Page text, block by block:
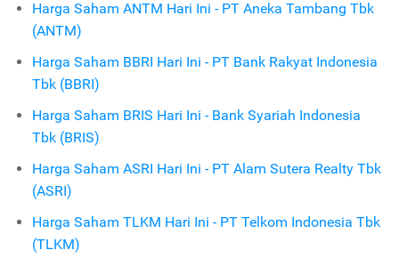
Harga Saham ANTM Hari Ini - PT Aneka Tambang Tbk
(ANTM)
Harga Saham BBRI Hari Ini - PT Bank Rakyat Indonesia
Tbk (BBRI)
Harga Saham BRIS Hari Ini - Bank Syariah Indonesia
Tbk (BRIS)
Harga Saham ASRI Hari Ini - PT Alam Sutera Realty Tbk
(ASRI)
Harga Saham TLKM Hari Ini - PT Telkom Indonesia Tbk
(TLKM)